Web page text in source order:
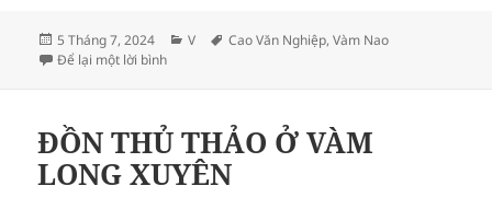
Đăng
vào
5 Tháng 7, 2024
Danh
V Thẻ
Cao Văn Nghiệp,Vàm Nao
Để lại một lời bìnhở THẮC MẮC CÙ LAO VÀM NAO?
ĐỒN THỦ THẢO Ở VÀM
LONG XUYÊN